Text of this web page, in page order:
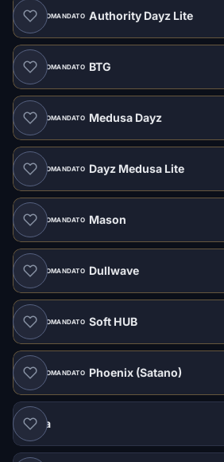
RACCOMANDATO Authority Dayz Lite
RACCOMANDATO BTG
RACCOMANDATO Medusa Dayz
RACCOMANDATO Dayz Medusa Lite
RACCOMANDATO Mason
RACCOMANDATO Dullwave
RACCOMANDATO Soft HUB
RACCOMANDATO Phoenix (Satano)
Doza